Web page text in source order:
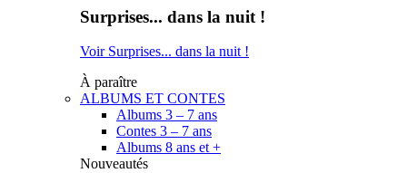
Surprises... dans la nuit !
Voir Surprises... dans la nuit !
À paraître
ALBUMS ET CONTES
Albums 3 – 7 ans
Contes 3 – 7 ans
Albums 8 ans et +
Nouveautés